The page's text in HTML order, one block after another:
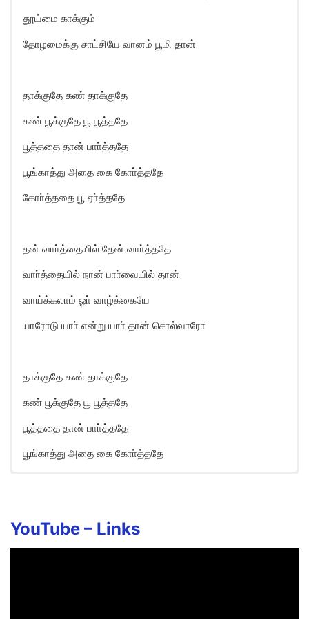
தூய்மை காக்கும்
தோழமைக்கு சாட்சியே வானம் பூமி தான்
தாக்குதே கண் தாக்குதே
கண் பூக்குதே பூ பூத்ததே
பூத்ததை தான் பாா்த்ததே
பூங்காத்து அதை கை கோா்த்ததே
கோா்த்ததை பூ ஏா்த்ததே
தன் வாா்த்தையில் தேன் வாா்த்ததே
வாா்த்தையில் நான் பாா்வையில் தான்
வாய்க்கலாம் ஓா் வாழ்க்கையே
யாரோடு யாா் என்று யாா் தான் சொல்வாரோ
தாக்குதே கண் தாக்குதே
கண் பூக்குதே பூ பூத்ததே
பூத்ததை தான் பாா்த்ததே
பூங்காத்து அதை கை கோா்த்ததே
Thaakkudhae kan thaakkudhae
Kan pookkudhae poo poothadhae
YouTube – Links